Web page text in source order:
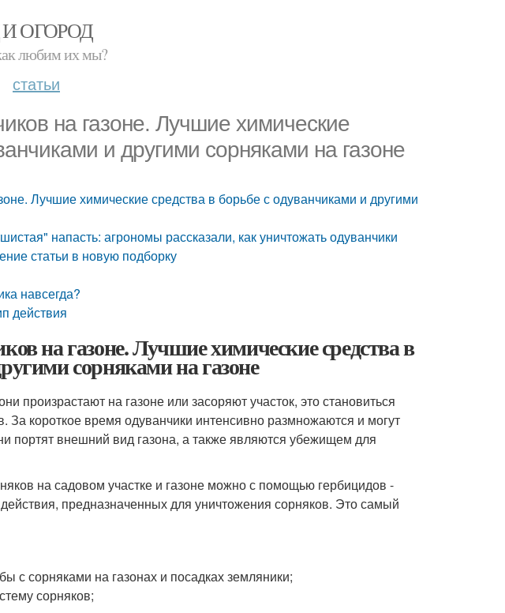
ОГОРОД
любим их мы?
статьи
на газоне. Лучшие химические
и другими сорняками на газоне
Лучшие химические средства в борьбе с одуванчиками и другими
напасть: агрономы рассказали, как уничтожать одуванчики
статьи в новую подборку
навсегда?
действия
на газоне. Лучшие химические средства в
сорняками на газоне
произрастают на газоне или засоряют участок, это становиться
За короткое время одуванчики интенсивно размножаются и могут
портят внешний вид газона, а также являются убежищем для
на садовом участке и газоне можно с помощью гербицидов -
предназначенных для уничтожения сорняков. Это самый
с сорняками на газонах и посадках земляники;
сорняков;